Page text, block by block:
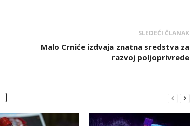
SLEDEĆI ČLANAK
Malo Crniće izdvaja znatna sredstva za
razvoj poljoprivrede